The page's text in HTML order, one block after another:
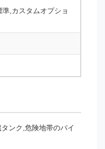
,カスタムオプショ
ンク,危険地帯のパイ